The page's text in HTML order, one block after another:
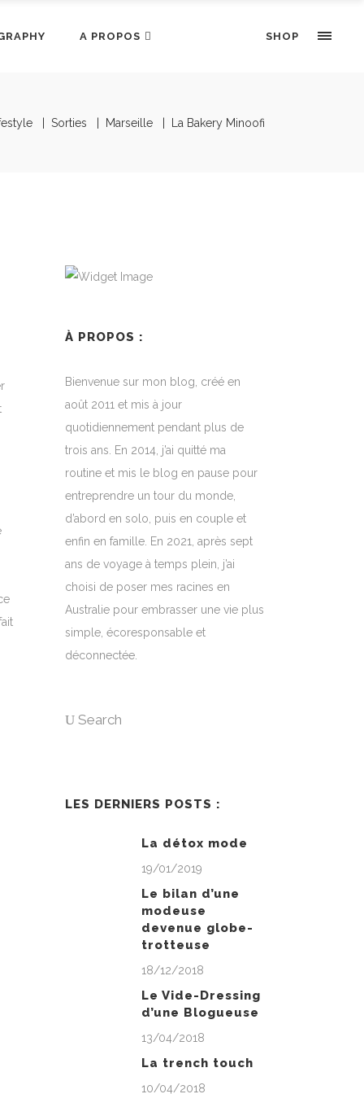
A PROPOS SHOP
Sorties Marseille La Bakery Minoofi
À PROPOS :
Bienvenue sur mon blog, créé en
août 2011 et mis à jour
quotidiennement pendant plus de
trois ans. En 2014, j’ai quitté ma
routine et mis le blog en pause pour
entreprendre un tour du monde,
d’abord en solo, puis en couple et
enfin en famille. En 2021, après sept
ans de voyage à temps plein, j’ai
choisi de poser mes racines en
Australie pour embrasser une vie plus
simple, écoresponsable et
déconnectée.
Search
LES DERNIERS POSTS :
La détox mode
19/01/2019
Le bilan d’une
modeuse
devenue globe-
trotteuse
18/12/2018
Le Vide-Dressing
d’une Blogueuse
13/04/2018
La trench touch
10/04/2018